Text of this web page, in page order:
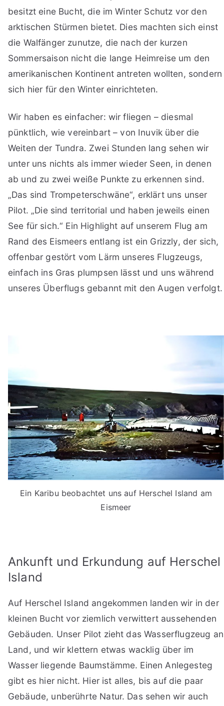
besitzt eine Bucht, die im Winter Schutz vor den
arktischen Stürmen bietet. Dies machten sich einst
die Walfänger zunutze, die nach der kurzen
Sommersaison nicht die lange Heimreise um den
amerikanischen Kontinent antreten wollten, sondern
sich hier für den Winter einrichteten.
Wir haben es einfacher: wir fliegen – diesmal
pünktlich, wie vereinbart – von Inuvik über die
Weiten der Tundra. Zwei Stunden lang sehen wir
unter uns nichts als immer wieder Seen, in denen
ab und zu zwei weiße Punkte zu erkennen sind.
„Das sind Trompeterschwäne“, erklärt uns unser
Pilot. „Die sind territorial und haben jeweils einen
See für sich.“ Ein Highlight auf unserem Flug am
Rand des Eismeers entlang ist ein Grizzly, der sich,
offenbar gestört vom Lärm unseres Flugzeugs,
einfach ins Gras plumpsen lässt und uns während
unseres Überflugs gebannt mit den Augen verfolgt.
Ein Karibu beobachtet uns auf Herschel Island am
Eismeer
Ankunft und Erkundung auf Herschel
Island
Auf Herschel Island angekommen landen wir in der
kleinen Bucht vor ziemlich verwittert aussehenden
Gebäuden. Unser Pilot zieht das Wasserflugzeug an
Land, und wir klettern etwas wacklig über im
Wasser liegende Baumstämme. Einen Anlegesteg
gibt es hier nicht. Hier ist alles, bis auf die paar
Gebäude, unberührte Natur. Das sehen wir auch